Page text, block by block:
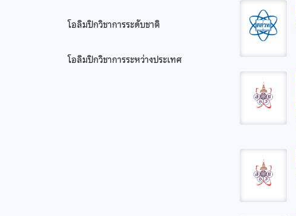
โอลิมปิกวิชาการระดับชาติ
โอลิมปิกวิชาการระหว่างประเทศ